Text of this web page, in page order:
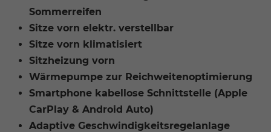
Sommerreifen
Sitze vorn elektr. verstellbar
Sitze vorn klimatisiert
Sitzheizung vorn
Wärmepumpe zur Reichweitenoptimierung
Smartphone kabellose Schnittstelle (Apple
CarPlay & Android Auto)
Adaptive Geschwindigkeitsregelanlage